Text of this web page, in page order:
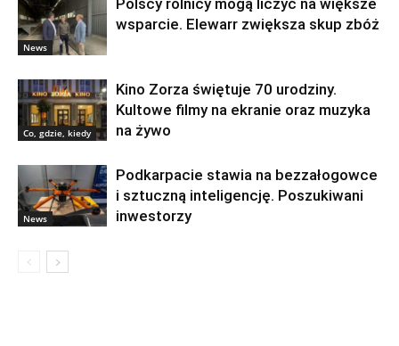
News
wsparcie. Elewarr zwiększa skup zbóż
Co, gdzie, kiedy
Kino Zorza świętuje 70 urodziny.
Kultowe filmy na ekranie oraz muzyka
na żywo
News
Podkarpacie stawia na bezzałogowce
i sztuczną inteligencję. Poszukiwani
inwestorzy